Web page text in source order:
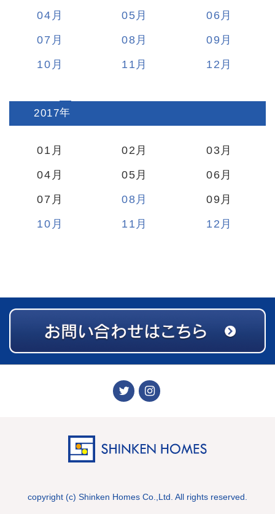
04
05
06
07
08
09
10
11 12
2017:
01 02
03
04
05
06
07
08
09
10
11 12
copyright (c) Shinken Homes Co.,Ltd. All rights reserved.